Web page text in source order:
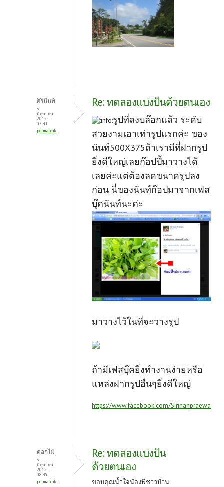
ศิรินันท์
3
มิถุนายน,
2012 -
07:41
permalink
Re: ทดลองแบ่งปันด้วยตนเอง
รูปที่ลงบล๊อกแล้ว ระดับ
สวยงามเอาเท่ารูปแรกค่ะ ของ
นันท์500X375ถ้าเรามีที่ฝากรูป
ยิ่งดีใหญ่เลยก๊อปปี้มาวางได้
เลยค่ะแต่ต้องลดขนาดรูปลง
ก่อน นี่ของนันท์ก๊อปมาจากเฟส
บุ๊คนันท์นะค่ะ
มาวางไว้ในที่จะวางรูป
ถ้ามีเฟสบุ๊คยิ่งทำงานง่ายหรือ
แหล่งฝากรูปอื่นๆยิ่งดีใหญ่
https://www.facebook.com/Sirinanpraewa
ดอกไม้
3
มิถุนายน,
2012 -
08:49
permalink
Re: ทดลองแบ่งปัน
ด้วยตนเอง
ขอบคุณน้ำใจน้องพี่ชาวบ้าน